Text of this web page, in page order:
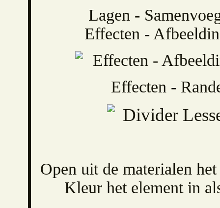
Lagen -
Effecten -
Effecten -
Open uit de materialen
Kleur het element in